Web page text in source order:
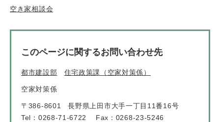
空き家相談会
このページに関するお問い合わせ先
都市建設部 住宅政策課（空家対策係）
空家対策係
〒386-8601
長野県上田市大手一丁目11番16号
Tel：0268-71-6722
Fax：0268-23-5246